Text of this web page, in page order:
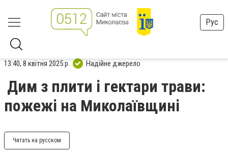
Рус
13:40, 8 квітня 2025 р. Надійне джерело
Дим з плити і гектари трави:
пожежі на Миколаївщині
Читать на русском